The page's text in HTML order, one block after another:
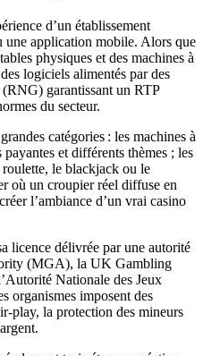
d’un établissement
une application mobile. Alors que
physiques et des machines à
logiciels alimentés par des
(RNG) garantissant un RTP
du secteur.
catégories : les machines à
et différents thèmes ; les
le blackjack ou le
où un croupier réel diffuse en
l’ambiance d’un vrai casino
licence délivrée par une autorité
(MGA), la UK Gambling
Nationale des Jeux
organismes imposent des
la protection des mineurs